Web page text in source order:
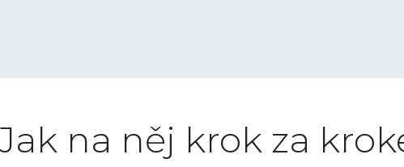
na něj krok za